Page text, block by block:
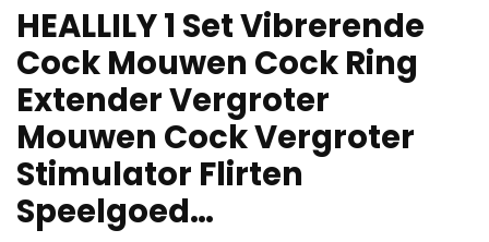
HEALLILY 1 Set Vibrerende
Cock Mouwen Cock Ring
Extender Vergroter
Mouwen Cock Vergroter
Stimulator Flirten
Speelgoed…